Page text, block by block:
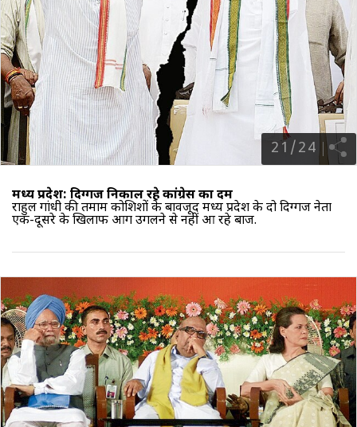
21 / 24
मध्य प्रदेश: दिग्गज निकाल रहे कांग्रेस का दम
राहुल गांधी की तमाम कोशिशों के बावजूद मध्य प्रदेश के दो दिग्गज नेता
एक-दूसरे के खिलाफ आग उगलने से नहीं आ रहे बाज.